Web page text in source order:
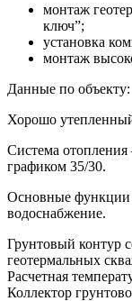
монтаж
ключ”;
установка
монтаж
Данные по объекту:
Хорошо
Система
графиком 35/30.
Основные функции
водоснабжение.
Грунтовый контур
геотермальных
Расчетная
Коллектор